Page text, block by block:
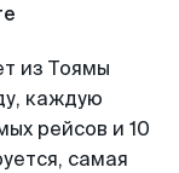
из Тоямы
каждую
рейсов и 10
самая